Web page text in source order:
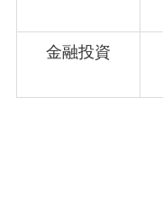
金融投資